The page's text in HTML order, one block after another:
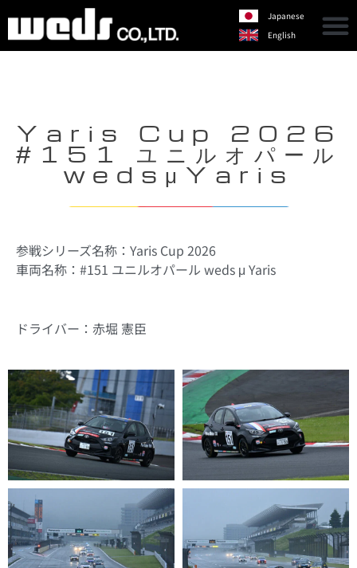
Japanese
English
Yaris Cup 2026
#151 ユニルオパール
wedsμYaris
参戦シリーズ名称：Yaris Cup 2026
車両名称：#151 ユニルオパール weds μ Yaris
ドライバー：赤堀 憲臣